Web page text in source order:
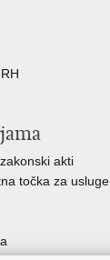
akti
točka za usluge